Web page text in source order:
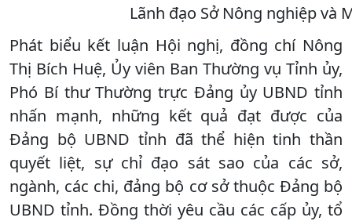
Lãnh đạo Sở Nông nghiệp và
Phát biểu kết luận Hội nghị, đồng chí Nông
Thị Bích Huệ, Ủy viên Ban Thường vụ Tỉnh ủy,
Phó Bí thư Thường trực Đảng ủy UBND tỉnh
nhấn mạnh, những kết quả đạt được của
Đảng bộ UBND tỉnh đã thể hiện tinh thần
quyết liệt, sự chỉ đạo sát sao của các sở,
ngành, các chi, đảng bộ cơ sở thuộc Đảng bộ
UBND tỉnh. Đồng thời yêu cầu các cấp ủy, tổ